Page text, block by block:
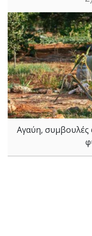
Aγαύη, συμβουλές